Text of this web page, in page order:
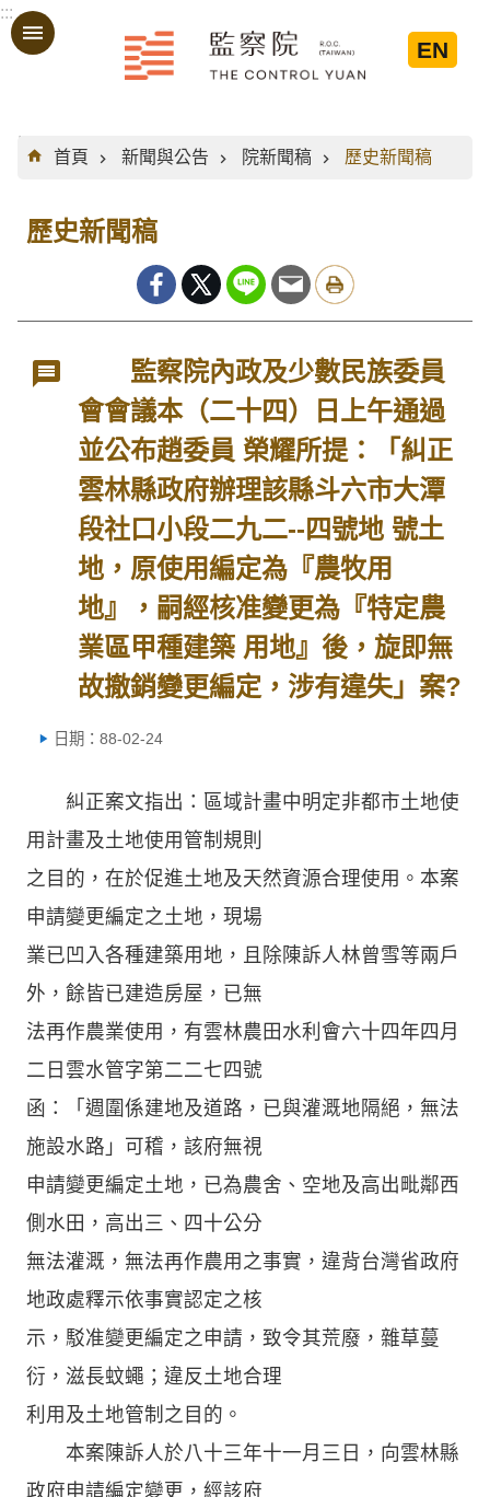
跳到主要內容區塊
:::
EN
:::
首頁
新聞與公告 院新聞稿 歷史新聞稿
歷史新聞稿
監察院內政及少數民族委員
會會議本（二十四）日上午通過
並公布趙委員 榮耀所提：「糾正
雲林縣政府辦理該縣斗六市大潭
段社口小段二九二--四號地 號土
地，原使用編定為『農牧用
地』，嗣經核准變更為『特定農
業區甲種建築 用地』後，旋即無
故撤銷變更編定，涉有違失」案?
日期：88-02-24
糾正案文指出：區域計畫中明定非都市土地使
用計畫及土地使用管制規則
之目的，在於促進土地及天然資源合理使用。本案
申請變更編定之土地，現場
業已凹入各種建築用地，且除陳訴人林曾雪等兩戶
外，餘皆已建造房屋，已無
法再作農業使用，有雲林農田水利會六十四年四月
二日雲水管字第二二七四號
函：「週圍係建地及道路，已與灌溉地隔絕，無法
施設水路」可稽，該府無視
申請變更編定土地，已為農舍、空地及高出毗鄰西
側水田，高出三、四十公分
無法灌溉，無法再作農用之事實，違背台灣省政府
地政處釋示依事實認定之核
示，駁准變更編定之申請，致令其荒廢，雜草蔓
衍，滋長蚊蠅；違反土地合理
利用及土地管制之目的。
本案陳訴人於八十三年十一月三日，向雲林縣
政府申請編定變更，經該府